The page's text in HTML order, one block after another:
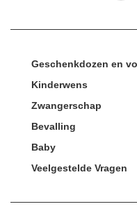
Geschenkdozen en
Kinderwens
Zwangerschap
Bevalling
Baby
Veelgestelde Vragen